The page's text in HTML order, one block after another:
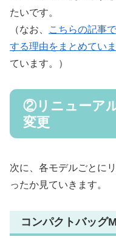
たいです。
（なお、
こちらの記事
する理由をまとめてい
ています。）
②リニューア
変更
次に、各モデルごとに
ったか見ていきます。
コンパクトバッグ